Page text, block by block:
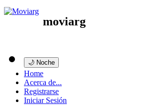
moviarg
🌙 Noche
Home
Acerca de...
Registrarse
Iniciar Sesión